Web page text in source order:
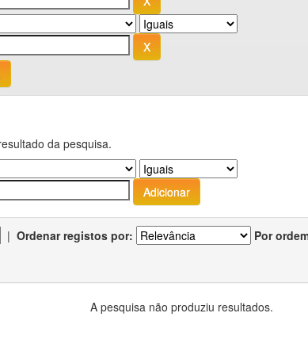
da pesquisa.
| Ordenar registos por: Por
A pesquisa não produziu resultados.